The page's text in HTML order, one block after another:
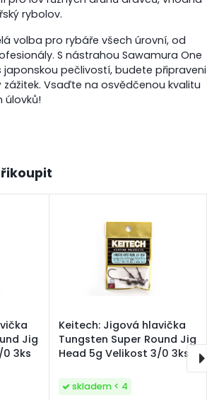
rybolov.
volba pro rybáře všech úrovní, od
S nástrahou Sawamura One
japonskou pečlivostí, budete připraveni
Vsaďte na osvědčenou kvalitu
úlovků!
Jig
3ks
Keitech: Jigová hlavička
Tungsten Super Round Jig
Head 5g Velikost 3/0 3ks
skladem < 4